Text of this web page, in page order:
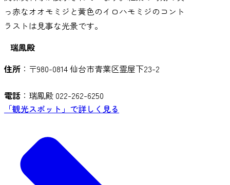
っ赤なオオモミジと黄色のイロハモミジのコント
ラストは見事な光景です。
瑞鳳殿
住所 ：〒980-0814 仙台市青葉区霊屋下23-2
電話 ：瑞鳳殿 022-262-6250
「観光スポット」で詳しく見る